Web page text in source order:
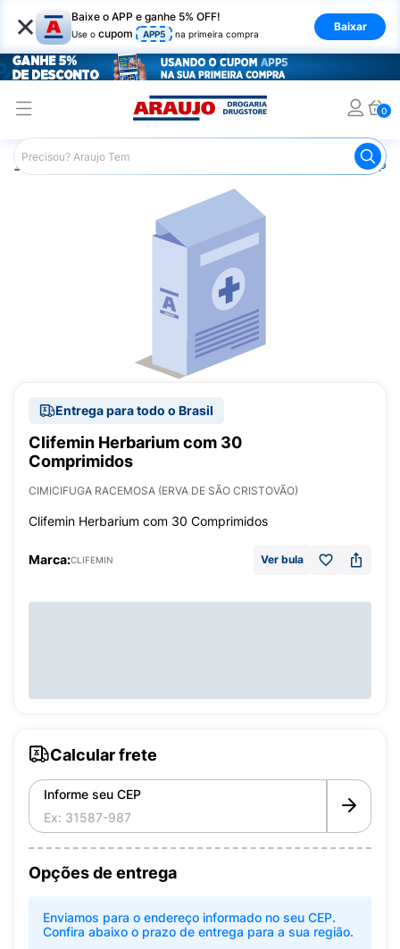
× Baixe o APP e ganhe 5% OFF!
Use o cupom APP5 na primeira compra
Baixar
0
Araujo Medicamentos Remédio
Entrega para todo o Brasil
Clifemin Herbarium com 30
Comprimidos
CIMICIFUGA RACEMOSA (ERVA DE SÃO CRISTOVÃO)
Clifemin Herbarium com 30 Comprimidos
Marca:CLIFEMIN Ver bula
Calcular frete
Informe seu CEP
Opções de entrega
Enviamos para o endereço informado no seu CEP.
Confira abaixo o prazo de entrega para a sua região.